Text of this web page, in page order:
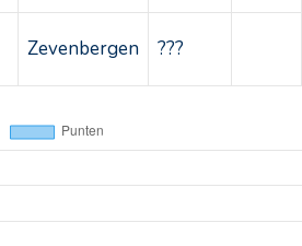
Zevenbergen ???